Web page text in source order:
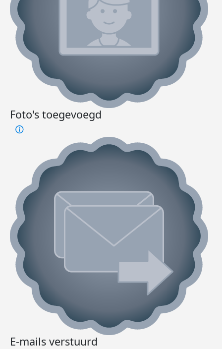
Foto's toegevoegd
E-mails verstuurd